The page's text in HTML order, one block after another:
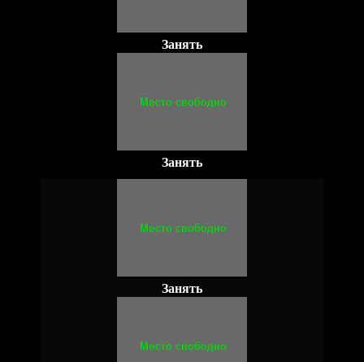
Занять
Занять
Занять